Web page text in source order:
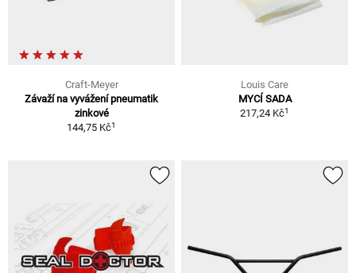
Craft-Meyer
Závaží na vyvážení pneumatik
zinkové
144,75 Kč1
Louis Care
MYCÍ SADA
217,24 Kč1